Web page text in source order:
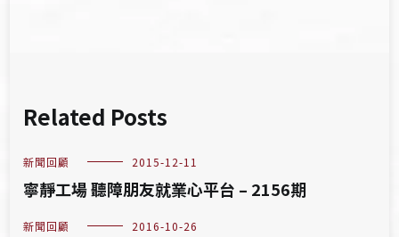
Related Posts
新聞回顧 2015-12-11
寧靜工場 聽障朋友就業心平台 – 2156期
新聞回顧 2016-10-26